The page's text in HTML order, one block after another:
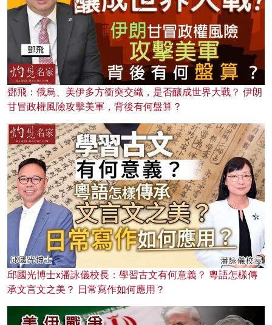
鄧飛：俄烏、美伊多方衝突交織，是否釀成世界大戰？ 伊朗
甘冒政權風險攻擊美軍，背後有何盤算？
邱國光博士x潘詠儀校長：學習古文有何意義？ 粵語怎樣傳
承文言文之美？ 日常寫作如何應用？